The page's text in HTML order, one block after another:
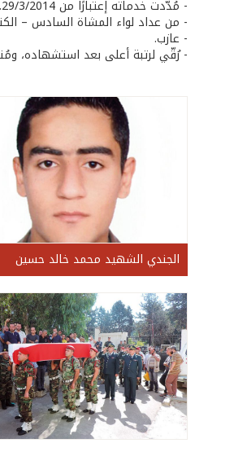
- مُدّدت خدماته إعتبارًا من 29/3/2014.
- من عداد لواء المشاة السادس –
- عازب.
- رُقّي لرتبة أعلى بعد استشهاده،
الجندي الشهيد محمد خالد حسين